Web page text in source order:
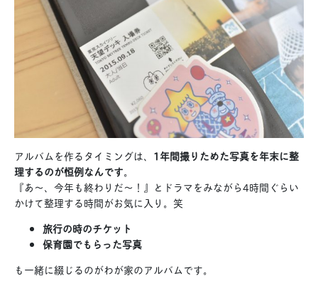
アルバムを作るタイミングは、 1年間撮りためた写真を年末に整
理するのが恒例なんです。
『あ〜、今年も終わりだ〜！』とドラマをみながら4時間ぐらい
かけて整理する時間がお気に入り。笑
旅行の時のチケット
保育園でもらった写真
も一緒に綴じるのがわが家のアルバムです。